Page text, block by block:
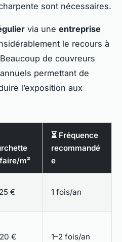
sont nécessaires.
via une entreprise
le recours à
de couvreurs
permettant de
l’exposition aux
m²
⏳ Fréquence
recommandé
e
€ 1 fois/an
€ 1–2 fois/an